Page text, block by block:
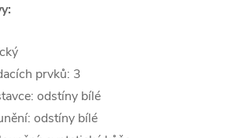
prvků: 3
odstíny bílé
odstíny bílé